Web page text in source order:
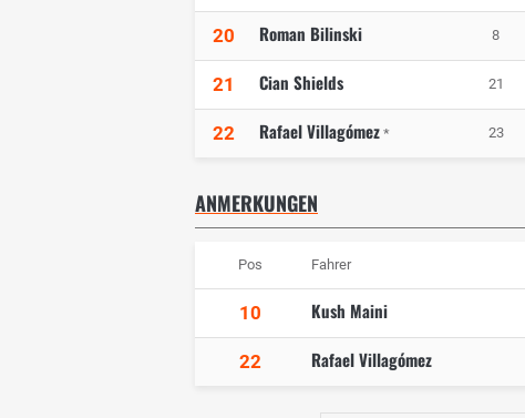
20 Roman Bilinski 8
21 Cian Shields 21
22 Rafael Villagómez * 23
ANMERKUNGEN
Pos Fahrer
10 Kush Maini
22 Rafael Villagómez